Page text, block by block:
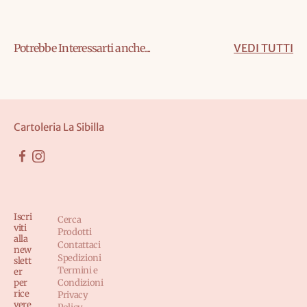
Potrebbe Interessarti anche... VEDI TUTTI
Cartoleria La Sibilla
Iscri
viti
alla
new
slett
er
per
rice
vere
Cerca
Prodotti
Contattaci
Spedizioni
Termini e
Condizioni
Privacy